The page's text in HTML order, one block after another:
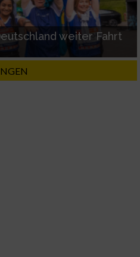
weiter Fahrt